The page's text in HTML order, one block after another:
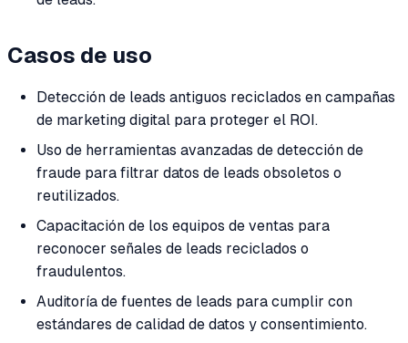
Casos de uso
Detección de leads antiguos reciclados en campañas
de marketing digital para proteger el ROI.
Uso de herramientas avanzadas de detección de
fraude para filtrar datos de leads obsoletos o
reutilizados.
Capacitación de los equipos de ventas para
reconocer señales de leads reciclados o
fraudulentos.
Auditoría de fuentes de leads para cumplir con
estándares de calidad de datos y consentimiento.